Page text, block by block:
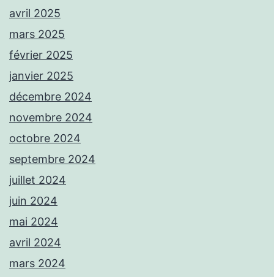
avril 2025
mars 2025
février 2025
janvier 2025
décembre 2024
novembre 2024
octobre 2024
septembre 2024
juillet 2024
juin 2024
mai 2024
avril 2024
mars 2024